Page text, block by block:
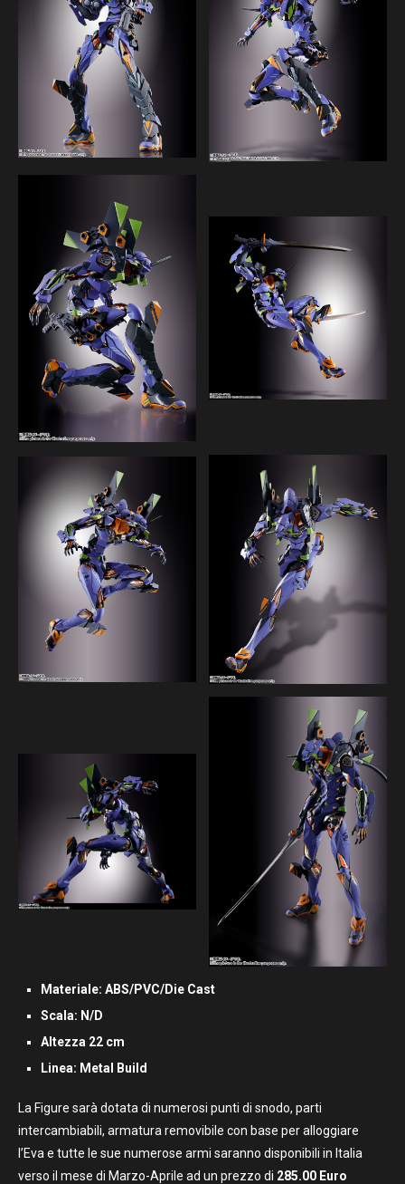
Materiale: ABS/PVC/Die Cast
Scala: N/D
Altezza 22 cm
Linea: Metal Build
La Figure sarà dotata di numerosi punti di snodo, parti
intercambiabili, armatura removibile con base per alloggiare
l’Eva e tutte le sue numerose armi saranno disponibili in Italia
verso il mese di Marzo-Aprile ad un prezzo di 285.00 Euro